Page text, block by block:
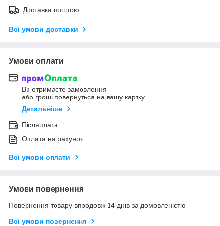
Доставка поштою
Всі умови доставки
Умови оплати
Ви отримаєте замовлення
або гроші повернуться на вашу картку
Детальніше
Післяплата
Оплата на рахунок
Всі умови оплати
Умови повернення
Повернення товару впродовж 14 днів за домовленістю
Всі умови повернення